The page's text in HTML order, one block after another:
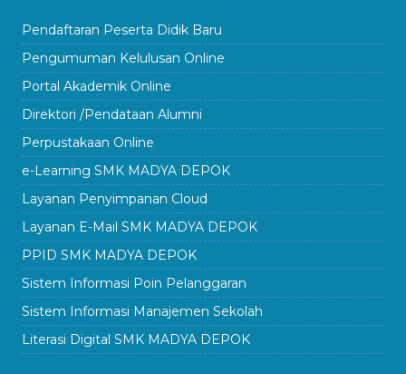
Pendaftaran Peserta Didik Baru
Pengumuman Kelulusan Online
Portal Akademik Online
Direktori /Pendataan Alumni
Perpustakaan Online
e-Learning SMK MADYA DEPOK
Layanan Penyimpanan Cloud
Layanan E-Mail SMK MADYA DEPOK
PPID SMK MADYA DEPOK
Sistem Informasi Poin Pelanggaran
Sistem Informasi Manajemen Sekolah
Literasi Digital SMK MADYA DEPOK